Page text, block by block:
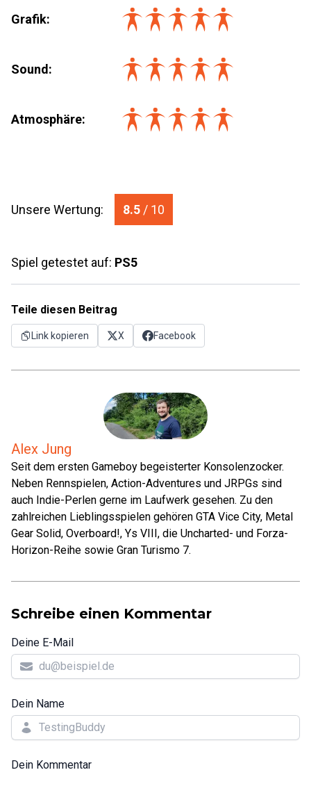
Grafik:
Sound:
Atmosphäre:
Unsere Wertung: 8.5 / 10
Spiel getestet auf: PS5
Teile diesen Beitrag
Link kopieren X Facebook
Alex Jung
Seit dem ersten Gameboy begeisterter Konsolenzocker.
Neben Rennspielen, Action-Adventures und JRPGs sind
auch Indie-Perlen gerne im Laufwerk gesehen. Zu den
zahlreichen Lieblingsspielen gehören GTA Vice City, Metal
Gear Solid, Overboard!, Ys VIII, die Uncharted- und Forza-
Horizon-Reihe sowie Gran Turismo 7.
Schreibe einen Kommentar
Deine E-Mail
Dein Name
Dein Kommentar